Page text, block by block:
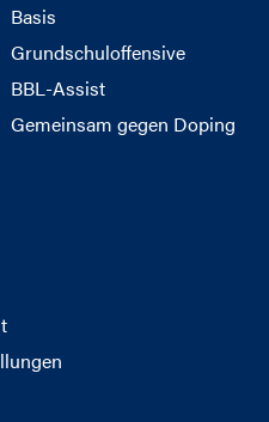
Basis
Grundschuloffensive
BBL-Assist
Gemeinsam gegen Doping